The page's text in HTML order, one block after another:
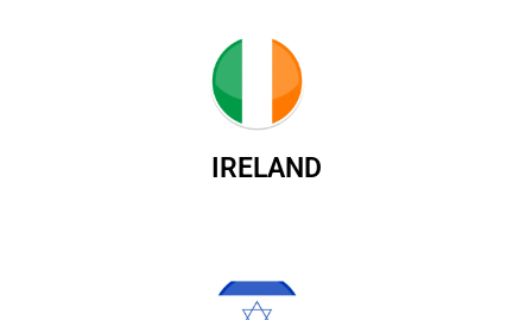
IRELAND